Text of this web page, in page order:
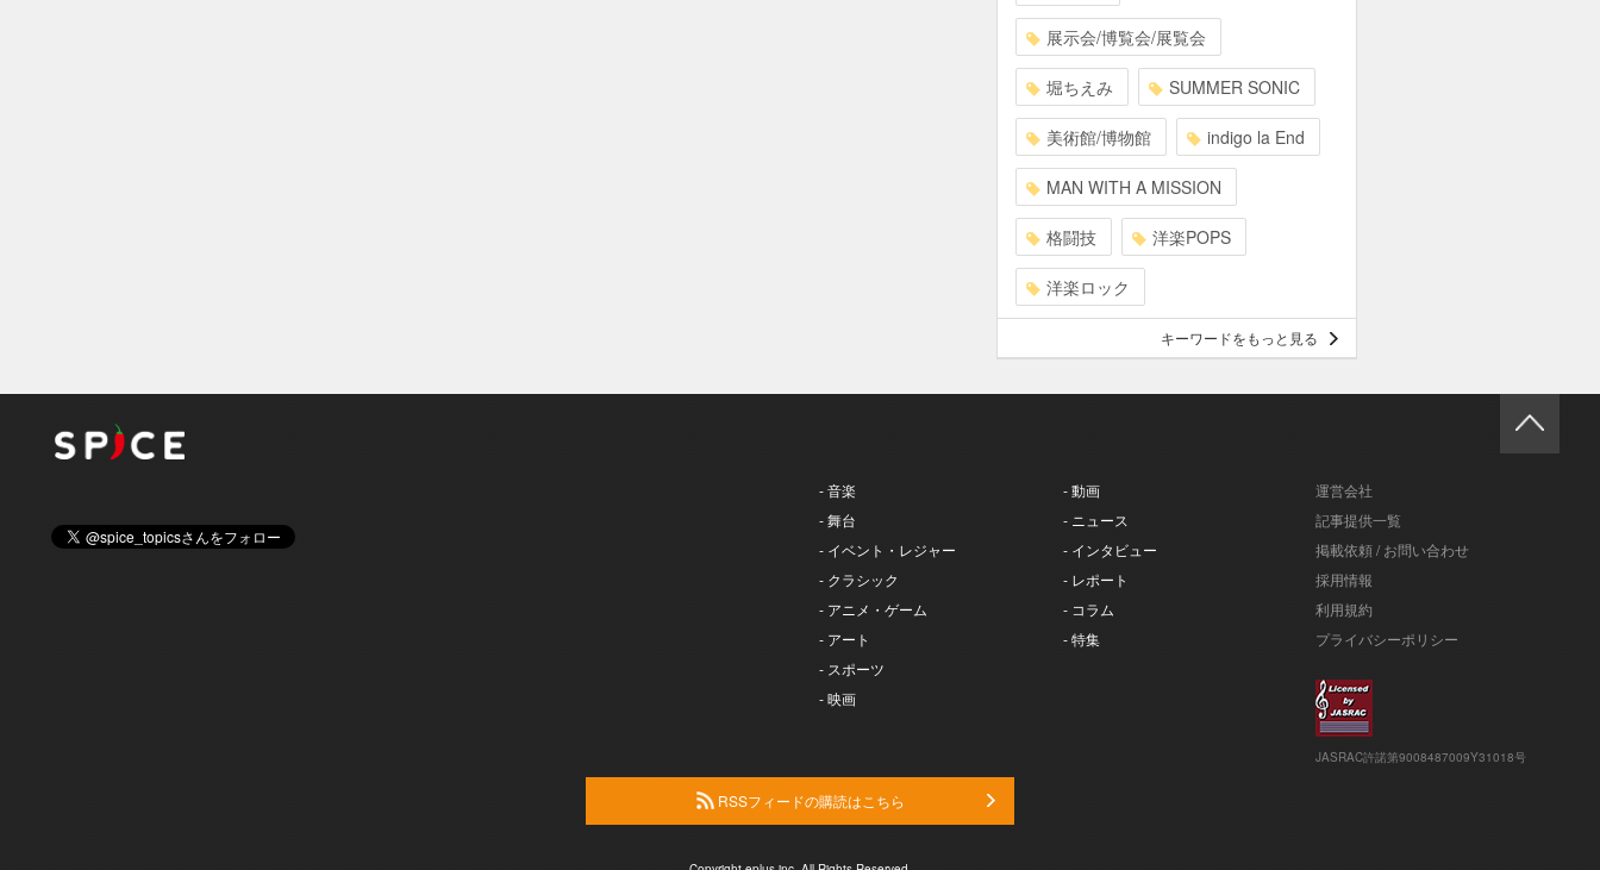
展示会/博覧会/展覧会
堀ちえみ SUMMER SONIC
美術館/博物館 indigo la End
MAN WITH A MISSION
格闘技 洋楽POPS
洋楽ロック
キーワードをもっと見る
- 音楽
- 舞台
- イベント・レジャー
- クラシック
- アニメ・ゲーム
- アート
- スポーツ
- 映画
- 動画
- ニュース
- インタビュー
- レポート
- コラム
- 特集
運営会社
記事提供一覧
掲載依頼 / お問い合わせ
採用情報
利用規約
プライバシーポリシー
JASRAC許諾第9008487009Y31018号
RSSフィードの購読はこちら